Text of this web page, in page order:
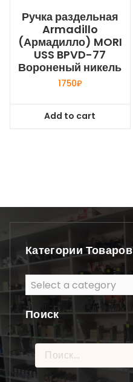
Ручка раздельная
Armadillo
(Армадилло) MORI
USS BPVD-77
Вороненый никель
1750₽
Add to cart
Категории Товаров
Select a category
Поиск
Найти: